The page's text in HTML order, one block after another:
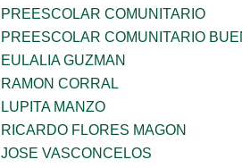
PREESCOLAR COMUNITARIO
PREESCOLAR COMUNITARIO
EULALIA GUZMAN
RAMON CORRAL
LUPITA MANZO
RICARDO FLORES MAGON
JOSE VASCONCELOS